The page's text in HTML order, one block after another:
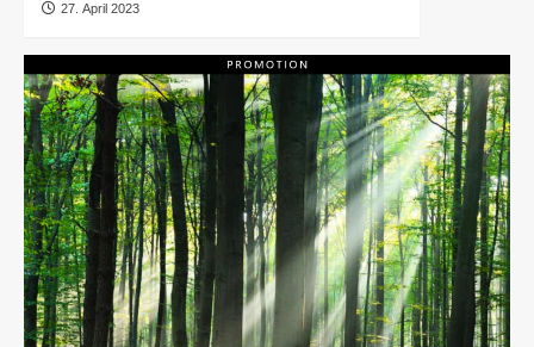
27. April 2023